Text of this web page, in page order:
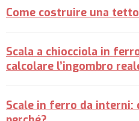
Come costruire una
Scala a chiocciola in
calcolare l’ingombro
Scale in ferro da interni: